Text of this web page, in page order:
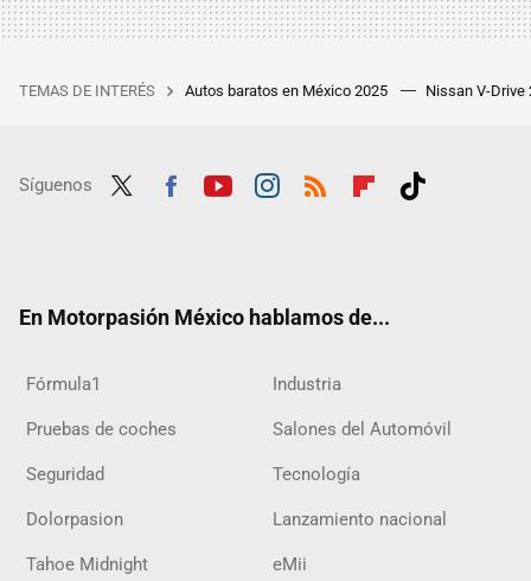
TEMAS DE INTERÉS Autos baratos en México 2025 Nissan V-Drive
Síguenos
En Motorpasión México hablamos de...
Fórmula1 Industria
Pruebas de coches Salones del Automóvil
Seguridad Tecnología
Dolorpasion Lanzamiento nacional
Tahoe Midnight eMii